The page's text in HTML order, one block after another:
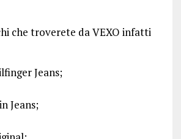
che troverete da VEXO infatti
Jeans;
Jeans;